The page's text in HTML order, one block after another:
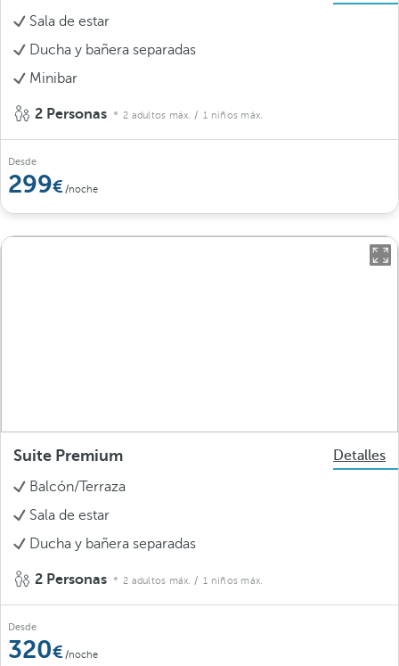
Sala de estar
Ducha y bañera separadas
Minibar
2 Personas 2 adultos máx. / 1 niños máx.
Desde
299 /noche
Suite Premium
Detalles
Balcón/Terraza
Sala de estar
Ducha y bañera separadas
2 Personas 2 adultos máx. / 1 niños máx.
Desde
320 /noche